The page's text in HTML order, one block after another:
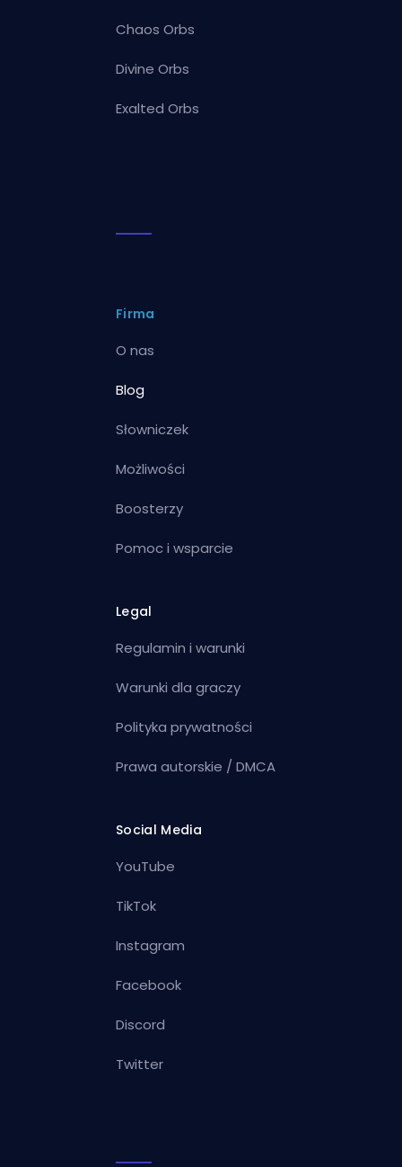
Chaos Orbs
Divine Orbs
Exalted Orbs
Firma
O nas
Blog
Słowniczek
Możliwości
Boosterzy
Pomoc i wsparcie
Legal
Regulamin i warunki
Warunki dla graczy
Polityka prywatności
Prawa autorskie / DMCA
Social Media
YouTube
TikTok
Instagram
Facebook
Discord
Twitter